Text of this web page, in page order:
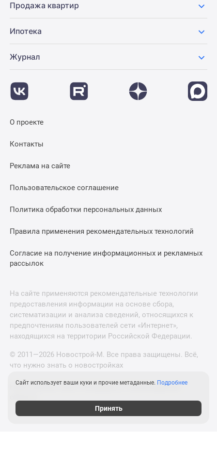
Продажа квартир
Ипотека
Журнал
О проекте
Контакты
Реклама на сайте
Пользовательское соглашение
Политика обработки персональных данных
Правила применения рекомендательных технологий
Согласие на получение информационных и рекламных
рассылок
На сайте применяются рекомендательные технологии
предоставления информации на основе сбора,
систематизации и анализа сведений, относящихся к
предпочтениям пользователей сети «Интернет»,
находящихся на территории Российской Федерации.
© 2011—2026 Новострой-М. Все права защищены. Всё,
что нужно знать о новостройках
Новостройки Санкт-Петербурга и Ленинградской
Сайт использует ваши куки и прочие метаданные. Подробнее
Принять